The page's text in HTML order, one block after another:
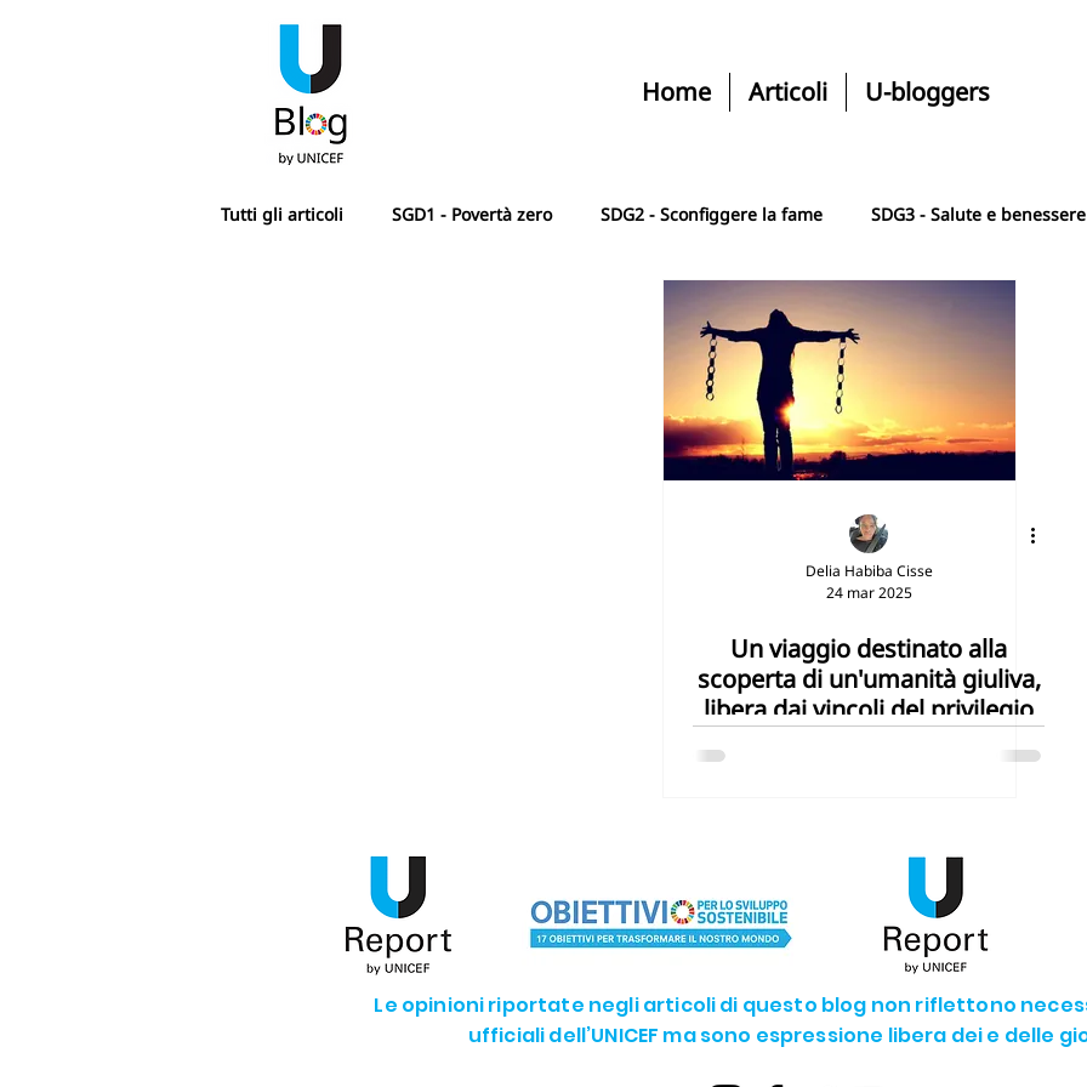
Home Articoli U-bloggers
Tutti gli articoli SGD1 - Povertà zero SDG2 - Sconfiggere la fame SDG3 - Salute e benessere
SGD5 - Uguaglianza di genere SDG6 - Acqua e igiene
SDG8 - Lavoro dignitoso e crescita
SDG15 - La vita sulla terra
SDG17 - Partnership The Future we want U-YOUNG
Delia Habiba Cisse
24 mar 2025
Un viaggio destinato alla
scoperta di un'umanità giuliva,
libera dai vincoli del privilegio
Le opinioni riportate negli articoli di questo blog non riflettono
ufficiali dell’UNICEF ma sono espressione libera dei e delle